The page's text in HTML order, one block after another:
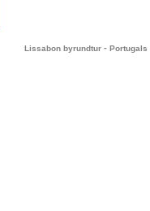
Lissabon byrundtur - Portugals